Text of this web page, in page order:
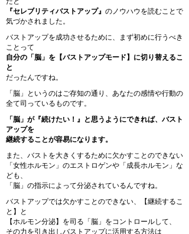
『セレブリティバストアップ』 のノウハウを読むことで
気づかされました。
バストアップを成功させるために、まず初めに行うべき
ことって
自分の「脳」を【バストアップモード】に切り替えるこ
と
だったんですね。
「脳」というのはご存知の通り、あなたの感情や行動の
全て司っているものです。
「脳」が『続けたい！』と思うようにできれば、バスト
アップを
継続することが容易になります。
また、バストを大きくするために欠かすことのできない
「女性ホルモン」のエストロゲンや「成長ホルモン」な
ども、
「脳」の指示によって分泌されているんですね。
バストアップでは欠かすことのできない、【継続するこ
と】と
【ホルモン分泌】を司る「脳」をコントロールして、
その力を引き出しバストアップに活用する方法は